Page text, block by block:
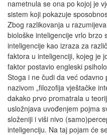
nametnula se ona po kojoj je
sistem koji pokazuje
Zbog razlikovanja u
biološke inteligencije vrlo brzo
inteligencije kao izraza za
faktora u inteligenciji, kojeg je
faktor postavio engleski
Stoga i ne čudi da već
nazivom „filozofija vještačke
dakako prvo promatrala u
usložnjava uvođenjem pojma
složeniji i viši nivo
inteligenciju. Na taj pojam će